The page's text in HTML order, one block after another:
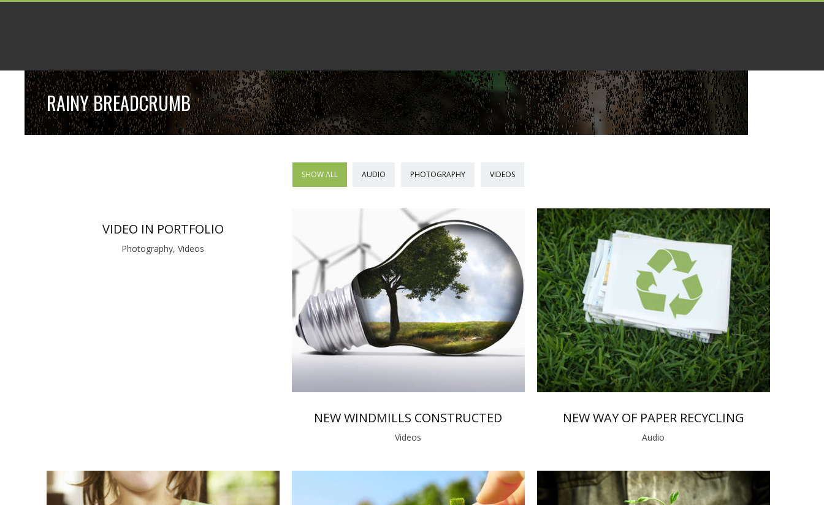
RAINY BREADCRUMB
SHOW ALL AUDIO PHOTOGRAPHY VIDEOS
VIDEO IN PORTFOLIO
Photography, Videos
NEW WINDMILLS CONSTRUCTED
Videos
NEW WAY OF PAPER RECYCLING
Audio